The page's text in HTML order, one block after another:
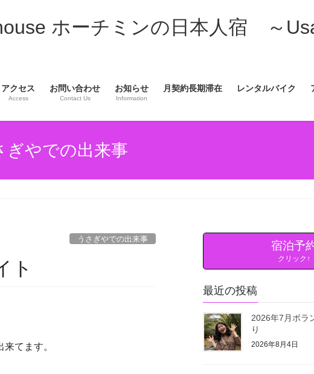
ホーチミンの日本人宿 ～
アクセス
Access
お問い合わせ
Contact Us
お知らせ
Information
月契約長期滞在 レンタルバイク
ぎやでの出来事
うさぎやでの出来事
ト
てます。
宿泊予
クリック↑
最近の投稿
2026年7月ボラ
り
2026年8月4日